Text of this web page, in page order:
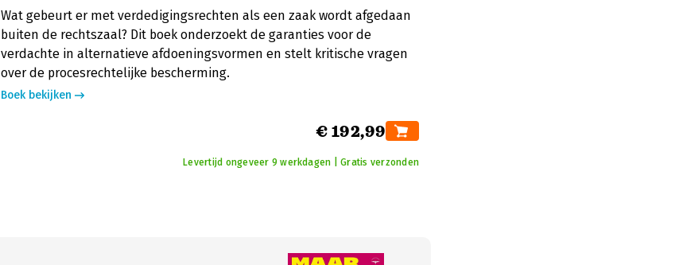
Wat gebeurt er met verdedigingsrechten als een zaak wordt afgedaan
buiten de rechtszaal? Dit boek onderzoekt de garanties voor de
verdachte in alternatieve afdoeningsvormen en stelt kritische vragen
over de procesrechtelijke bescherming.
Boek bekijken
€ 192,99
Levertijd ongeveer 9 werkdagen | Gratis verzonden